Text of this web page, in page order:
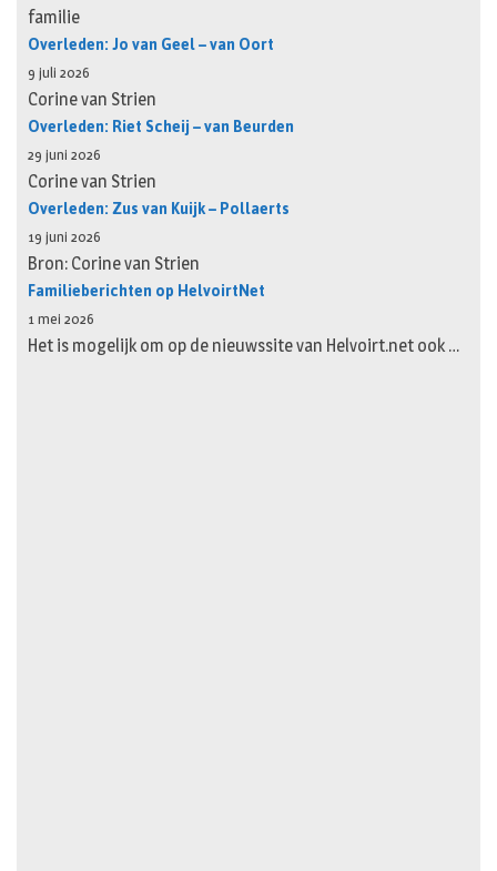
familie
Overleden: Jo van Geel – van Oort
9 juli 2026
Corine van Strien
Overleden: Riet Scheij – van Beurden
29 juni 2026
Corine van Strien
Overleden: Zus van Kuijk – Pollaerts
19 juni 2026
Bron: Corine van Strien
Familieberichten op HelvoirtNet
1 mei 2026
Het is mogelijk om op de nieuwssite van Helvoirt.net ook …